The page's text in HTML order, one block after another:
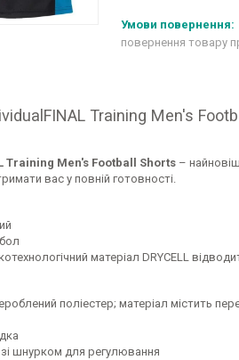
повернення товару
Training Men's
Training Men's Football Shorts –
вас у повній готовності.
матеріал DRYCELL
поліестер; матеріал містить
шнурком для регулювання